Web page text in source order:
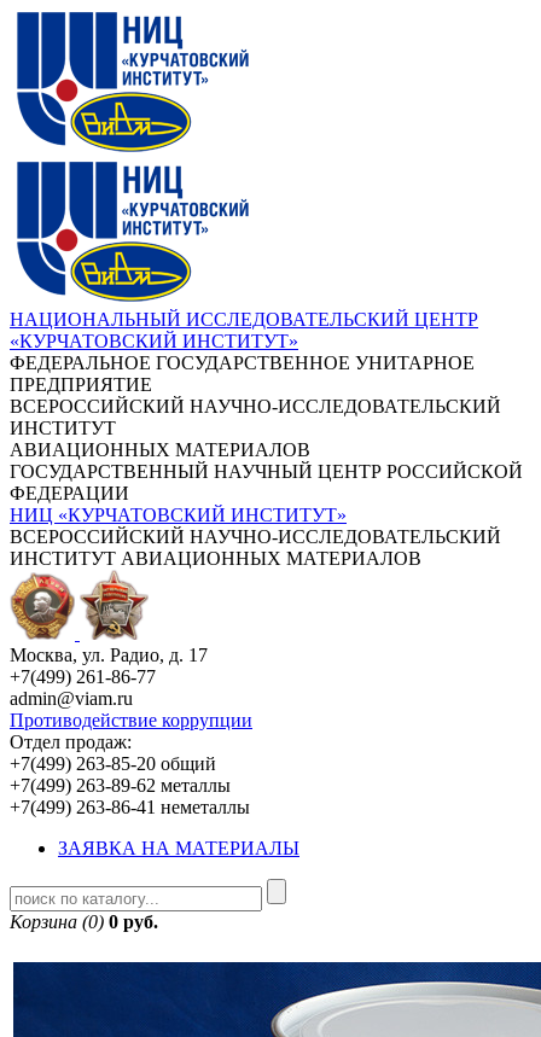
НАЦИОНАЛЬНЫЙ ИССЛЕДОВАТЕЛЬСКИЙ ЦЕНТР
«КУРЧАТОВСКИЙ ИНСТИТУТ»
ФЕДЕРАЛЬНОЕ ГОСУДАРСТВЕННОЕ УНИТАРНОЕ
ПРЕДПРИЯТИЕ
ВСЕРОССИЙСКИЙ НАУЧНО-ИССЛЕДОВАТЕЛЬСКИЙ
ИНСТИТУТ
АВИАЦИОННЫХ МАТЕРИАЛОВ
ГОСУДАРСТВЕННЫЙ НАУЧНЫЙ ЦЕНТР РОССИЙСКОЙ
ФЕДЕРАЦИИ
НИЦ «КУРЧАТОВСКИЙ ИНСТИТУТ»
ВСЕРОССИЙСКИЙ НАУЧНО-ИССЛЕДОВАТЕЛЬСКИЙ
ИНСТИТУТ АВИАЦИОННЫХ МАТЕРИАЛОВ
Москва, ул. Радио, д. 17
+7(499) 261-86-77
admin@viam.ru
Противодействие коррупции
Отдел продаж:
+7(499) 263-85-20 общий
+7(499) 263-89-62 металлы
+7(499) 263-86-41 неметаллы
ЗАЯВКА НА МАТЕРИАЛЫ
Корзина (0) 0 руб.